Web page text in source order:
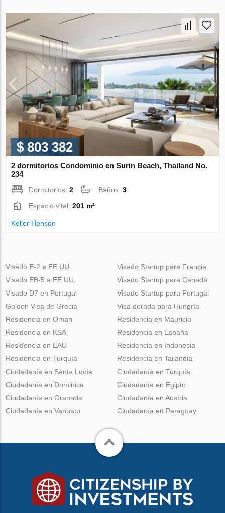
$ 803 382
2 dormitorios Condominio en Surin Beach, Thailand No.
234
Dormitorios:2 Baños:3
Espacio vital:201 m²
Keller Henson
Visado E-2 a EE.UU.
Visado EB-5 a EE.UU.
Visado D7 en Portugal
Golden Visa de Grecia
Visado Startup para Francia
Visado Startup para Canadá
Visado Startup para Portugal
Visa dorada para Hungría
Residencia en Omán
Residencia en KSA
Residencia en EAU
Residencia en Turquía
Residencia en Mauricio
Residencia en España
Residencia en Indonesia
Residencia en Tailandia
Ciudadanía en Santa Lucía
Ciudadanía en Dominica
Ciudadanía en Granada
Ciudadanía en Vanuatu
Ciudadanía en Turquía
Ciudadanía en Egipto
Ciudadanía en Austria
Ciudadanía en Paraguay